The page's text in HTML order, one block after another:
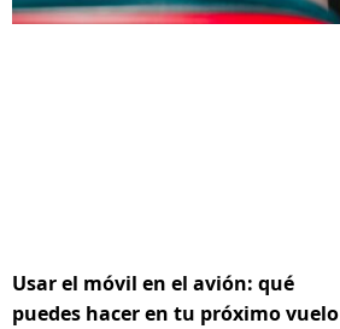
Usar el móvil en el avión: qué
puedes hacer en tu próximo vuelo